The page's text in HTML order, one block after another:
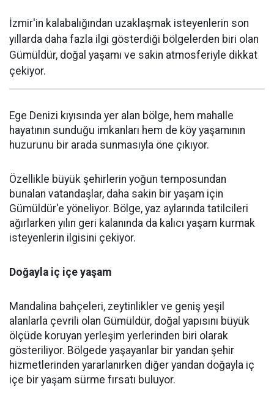
İzmir'in kalabalığından uzaklaşmak isteyenlerin son
yıllarda daha fazla ilgi gösterdiği bölgelerden biri olan
Gümüldür, doğal yaşamı ve sakin atmosferiyle dikkat
çekiyor.
Ege Denizi kıyısında yer alan bölge, hem mahalle
hayatının sunduğu imkanları hem de köy yaşamının
huzurunu bir arada sunmasıyla öne çıkıyor.
Özellikle büyük şehirlerin yoğun temposundan
bunalan vatandaşlar, daha sakin bir yaşam için
Gümüldür'e yöneliyor. Bölge, yaz aylarında tatilcileri
ağırlarken yılın geri kalanında da kalıcı yaşam kurmak
isteyenlerin ilgisini çekiyor.
Doğayla iç içe yaşam
Mandalina bahçeleri, zeytinlikler ve geniş yeşil
alanlarla çevrili olan Gümüldür, doğal yapısını büyük
ölçüde koruyan yerleşim yerlerinden biri olarak
gösteriliyor. Bölgede yaşayanlar bir yandan şehir
hizmetlerinden yararlanırken diğer yandan doğayla iç
içe bir yaşam sürme fırsatı buluyor.